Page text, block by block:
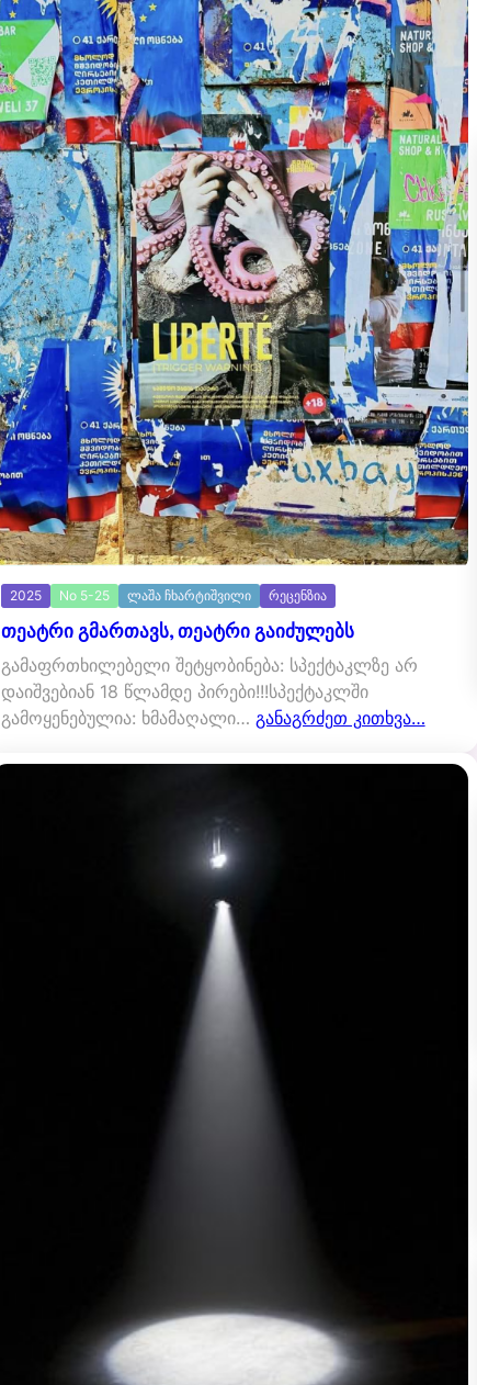
2025 No 5-25 ლაშა ჩხარტიშვილი რეცენზია
თეატრი გმართავს, თეატრი გაიძულებს
გამაფრთხილებელი შეტყობინება: სპექტაკლზე არ
დაიშვებიან 18 წლამდე პირები!!!სპექტაკლში
გამოყენებულია: ხმამაღალი… განაგრძეთ კითხვა…